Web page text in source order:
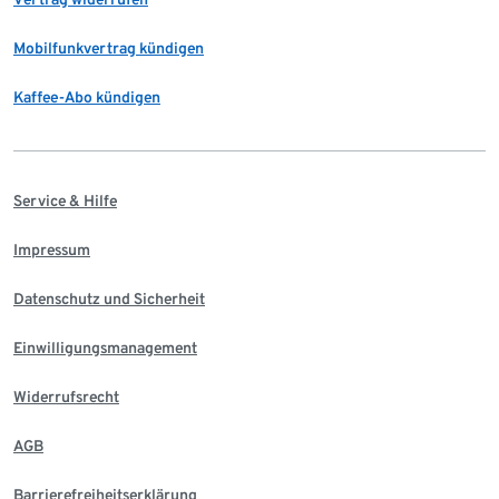
Mobilfunkvertrag kündigen
Kaffee-Abo kündigen
Service & Hilfe
Impressum
Datenschutz und Sicherheit
Einwilligungsmanagement
Widerrufsrecht
AGB
Barrierefreiheitserklärung